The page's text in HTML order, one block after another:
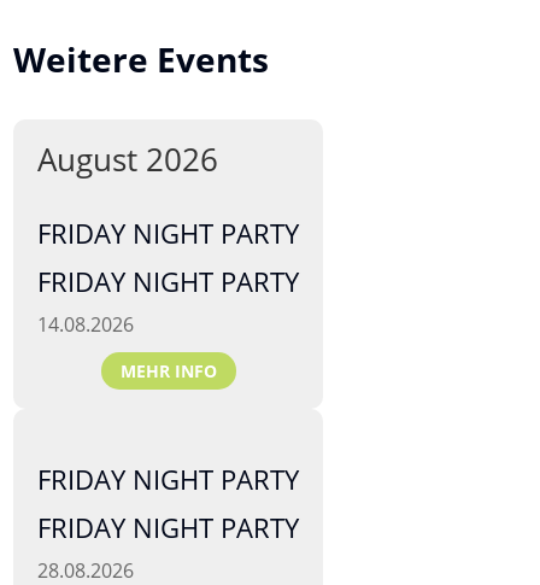
Weitere Events
August 2026
FRIDAY NIGHT PARTY
FRIDAY NIGHT PARTY
14.08.2026
MEHR INFO
FRIDAY NIGHT PARTY
FRIDAY NIGHT PARTY
28.08.2026